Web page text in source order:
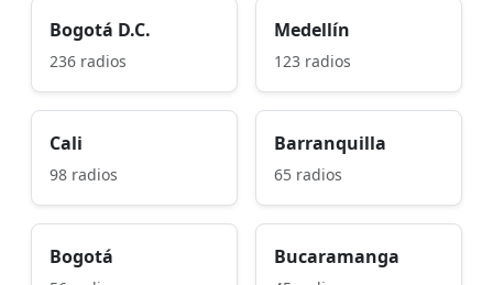
Bogotá D.C.
236 radios
Medellín
123 radios
Cali
98 radios
Barranquilla
65 radios
Bogotá Bucaramanga